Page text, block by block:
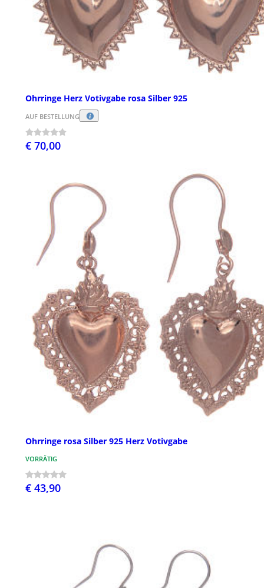
Ohrringe Herz Votivgabe rosa Silber 925
AUF BESTELLUNG
€ 70,00
Ohrringe rosa Silber 925 Herz Votivgabe
VORRÄTIG
€ 43,90